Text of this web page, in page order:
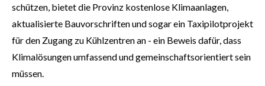
schützen, bietet die Provinz kostenlose Klimaanlagen,
aktualisierte Bauvorschriften und sogar ein Taxipilotprojekt
für den Zugang zu Kühlzentren an - ein Beweis dafür, dass
Klimalösungen umfassend und gemeinschaftsorientiert sein
müssen.